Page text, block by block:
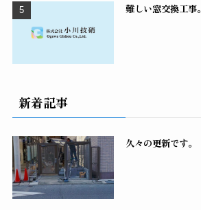
難しい窓交換工事。
新着記事
久々の更新です。